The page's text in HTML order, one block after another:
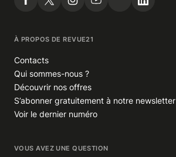
À PROPOS DE REVUE21
Contacts
Qui sommes-nous ?
Découvrir nos offres
S’abonner gratuitement à notre newsletter
Voir le dernier numéro
VOUS AVEZ UNE QUESTION